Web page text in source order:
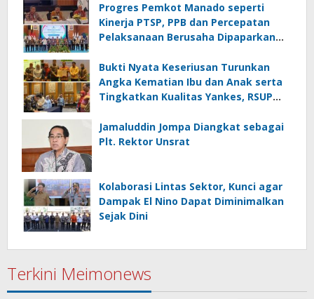
Progres Pemkot Manado seperti
Kinerja PTSP, PPB dan Percepatan
Pelaksanaan Berusaha Dipaparkan
dan Hilirisasi/BKPM
Bukti Nyata Keseriusan Turunkan
Angka Kematian Ibu dan Anak serta
Tingkatkan Kualitas Yankes, RSUP
Nasional
Jamaluddin Jompa Diangkat sebagai
Plt. Rektor Unsrat
Kolaborasi Lintas Sektor, Kunci agar
Dampak El Nino Dapat Diminimalkan
Sejak Dini
Terkini Meimonews